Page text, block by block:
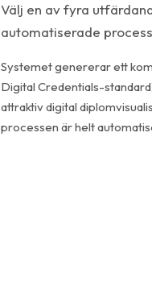
Välj en av fyra
automatiserade
Systemet genererar ett
Digital Credentials-
attraktiv digital
processen är helt